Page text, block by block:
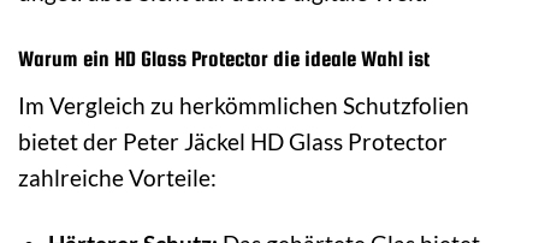
Warum ein HD Glass Protector die ideale Wahl ist
Im Vergleich zu herkömmlichen Schutzfolien
bietet der Peter Jäckel HD Glass Protector
zahlreiche Vorteile: